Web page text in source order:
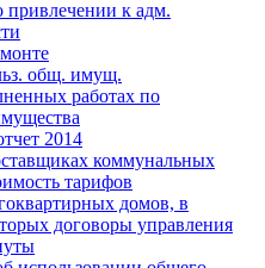
к адм.
общ. имущ.
работах по
2014
коммунальных
тарифов
домов, в
договоры управления